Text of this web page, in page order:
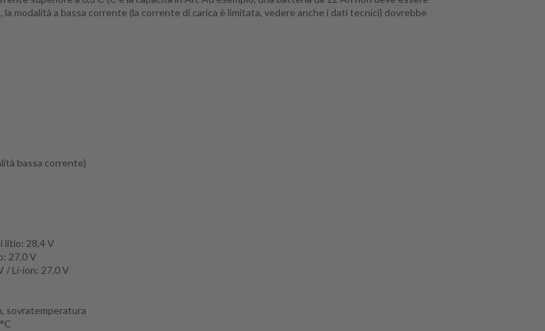
la modalità a bassa corrente (la corrente di carica è limitata, vedere anche i dati tecnici) dovrebbe
bassa corrente)
litio: 28,4 V
27,0 V
/ Li-ion: 27,0 V
sovratemperatura